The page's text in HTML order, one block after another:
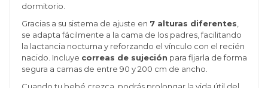
dormitorio.
Gracias a su sistema de ajuste en 7 alturas diferentes
se adapta fácilmente a la cama de los padres, facilitando
la lactancia nocturna y reforzando el vínculo con el recién
nacido. Incluye correas de sujeción para fijarla de forma
segura a camas de entre 90 y 200 cm de ancho.